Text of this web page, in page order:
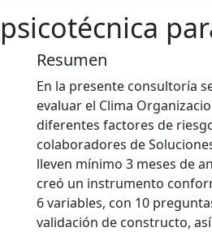
Resumen
En la presente consultoría
evaluar el Clima
diferentes factores de
colaboradores de
lleven mínimo 3 meses de
creó un instrumento
6 variables, con 10
validación de constructo,